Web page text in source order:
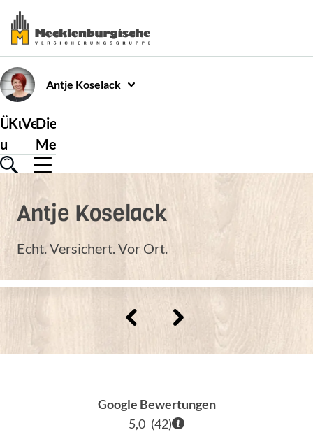
Antje Koselack
Über
uns
Kundenservice
Versicherungen
Die
Mecklenburgische
Antje Koselack
Echt. Versichert. Vor Ort.
Google Bewertungen
5,0 (42)